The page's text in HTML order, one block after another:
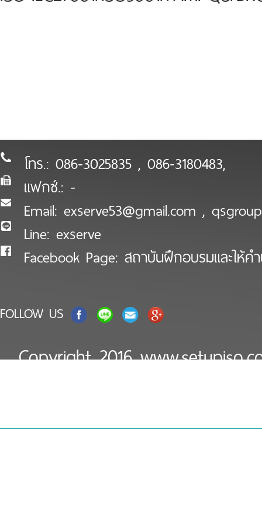
โทร.: 086-3025835 , 086-3180483,
แฟกซ์.: -
Email: exserve53@gmail.com ,
Line: exserve
Facebook Page: สถาบันฝึกอบรมและให้ค
FOLLOW US
Copyright 2016